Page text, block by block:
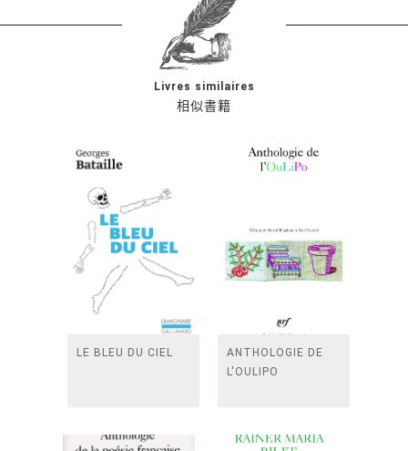
相似書籍
Livres similaires
LE BLEU DU CIEL
ANTHOLOGIE DE
L'OULIPO